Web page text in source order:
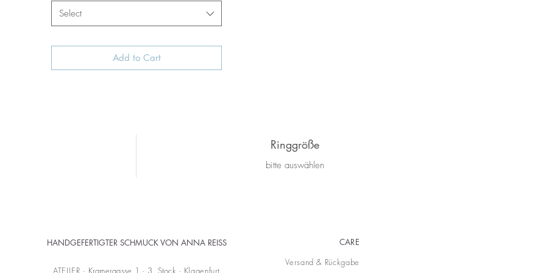
Select
Add to Cart
Ringgröße
bitte auswählen
HANDGEFERTIGTER SCHMUCK VON ANNA REISS CARE
ATELIER · Kramergasse 1 · 3. Stock · Klagenfurt
Versand & Rückgabe